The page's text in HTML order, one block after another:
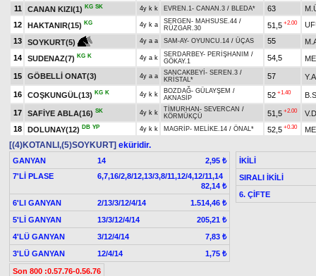
11
CANAN KIZI(1) KG SK 4y k k EVREN.1- CANAN.3 / BLEDA* 63
12
HAKTANIR(15) KG 4y k a SERGEN - MAHSUSE.44 /
RÜZGAR.30
51,5 +2.00
13
SOYKURT(5) 4y a a SAM-AY- OYUNCU.14 / ÜÇAS 55
14
SUDENAZ(7) KG K 4y a k SERDARBEY- PERİŞHANIM /
GÖKAY.1
54,5
15 GÖBELLİ ONAT(3) 4y a a SANCAKBEYİ - SEREN.3 /
KRİSTAL*
57
16 COŞKUNGÜL(13) KG K 4y k k BOZDAĞ- GÜLAYŞEM /
AKNASİP
52 +1.40
17 SAFİYE ABLA(16) SK 4y k k TİMURHAN - SEVERCAN /
KÖRMÜKÇÜ
51,5 +2.00
18
DOLUNAY(12) DB YP 4y k k MAGRİP- MELİKE.14 / ÖNAL* 52,5 +0.30
[(4)KOTANLI,(5)SOYKURT] eküridir.
GANYAN 14
2,95 ₺
7'Lİ PLASE
6,7,16/2,8/12,13/3,8/11,12/4,12/11,14
82,14 ₺
6'LI GANYAN
2/13/3/12/4/14
1.514,46 ₺
5'Lİ GANYAN
13/3/12/4/14
205,21 ₺
4'LÜ GANYAN
3/12/4/14
7,83 ₺
3'LÜ GANYAN
12/4/14 1,75 ₺
İKİLİ
SIRALI İKİLİ
6. ÇİFTE
Son 800 :0.57.76-0.56.76